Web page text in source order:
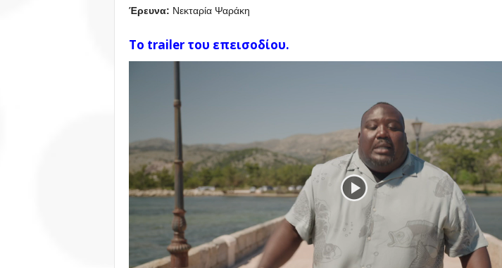
Έρευνα: Νεκταρία Ψαράκη
To trailer του επεισοδίου.